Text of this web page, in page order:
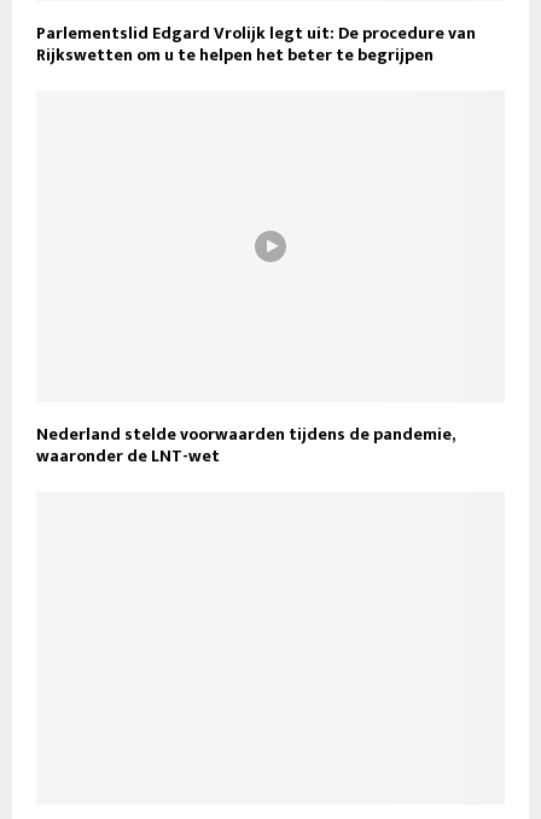
Parlementslid Edgard Vrolijk legt uit: De procedure van
Rijkswetten om u te helpen het beter te begrijpen
Nederland stelde voorwaarden tijdens de pandemie,
waaronder de LNT-wet